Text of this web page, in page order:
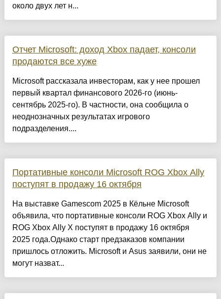
около двух лет н...
Отчет Microsoft: доход Xbox падает, консоли
продаются все хуже
Microsoft рассказала инвесторам, как у нее прошел
первый квартал финансового 2026-го (июнь-
сентябрь 2025-го). В частности, она сообщила о
неоднозначных результатах игрового
подразделения....
Портативные консоли Microsoft ROG Xbox Ally
поступят в продажу 16 октября
На выставке Gamescom 2025 в Кёльне Microsoft
объявила, что портативные консоли ROG Xbox Ally и
ROG Xbox Ally X поступят в продажу 16 октября
2025 года.Однако старт предзаказов компании
пришлось отложить. Microsoft и Asus заявили, они не
могут назват...